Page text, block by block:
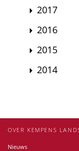
2017
2016
2015
2014
OVER KEMPENS
Nieuws